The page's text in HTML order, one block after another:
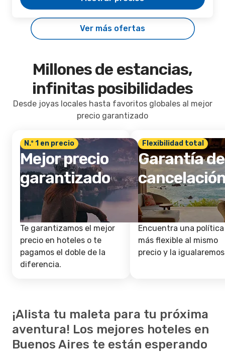
Ver más ofertas
Millones de estancias,
infinitas posibilidades
Desde joyas locales hasta favoritos globales al mejor
precio garantizado
N.º 1 en precio
Mejor precio
garantizado
Te garantizamos el mejor
precio en hoteles o te
pagamos el doble de la
diferencia.
Flexibilidad total
Garantía de
Encuentra una política
más flexible al mismo
precio y la
¡Alista tu maleta para tu próxima
aventura! Los mejores hoteles en
Buenos Aires te están esperando